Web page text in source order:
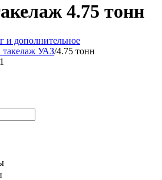
4.75 тонн
и дополнительное
УАЗ/4.75 тонн
1